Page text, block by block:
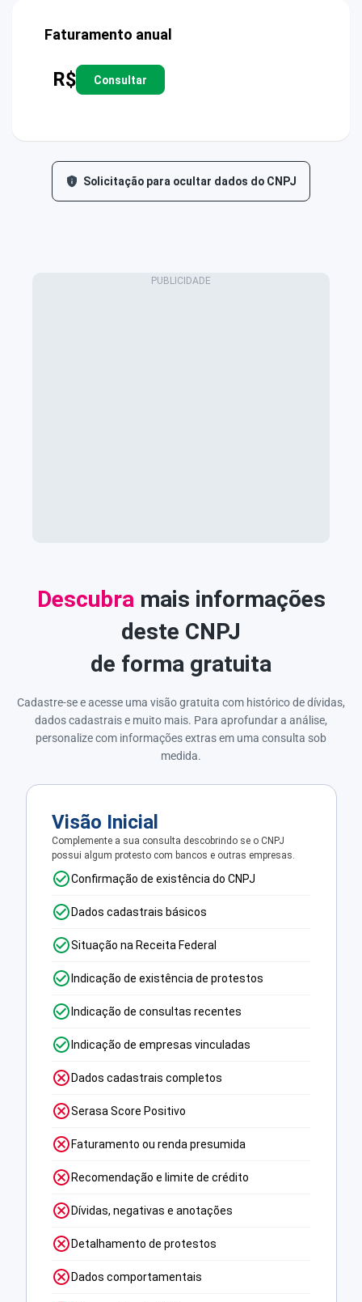
Faturamento anual
R$ Consultar
Solicitação para ocultar dados do CNPJ
Descubramais informações
deste CNPJ
de forma gratuita
Cadastre-se e acesse uma visão gratuita com histórico de dívidas,
dados cadastrais e muito mais. Para aprofundar a análise,
personalize com informações extras em uma consulta sob
medida.
Visão Inicial
Complemente a sua consulta descobrindo se o CNPJ
possui algum protesto com bancos e outras empresas.
Confirmação de existência do CNPJ
Dados cadastrais básicos
Situação na Receita Federal
Indicação de existência de protestos
Indicação de consultas recentes
Indicação de empresas vinculadas
Dados cadastrais completos
Serasa Score Positivo
Faturamento ou renda presumida
Recomendação e limite de crédito
Dívidas, negativas e anotações
Detalhamento de protestos
Dados comportamentais